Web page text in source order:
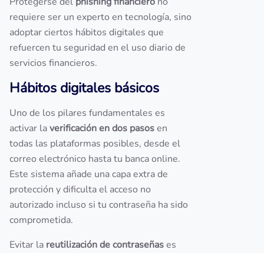
requiere ser un experto en tecnología, sino
adoptar ciertos hábitos digitales que
refuercen tu seguridad en el uso diario de
servicios financieros.
Hábitos digitales básicos
Uno de los pilares fundamentales es
activar laverificación en dos pasosen
todas las plataformas posibles, desde el
correo electrónico hasta tu banca online.
Este sistema añade una capa extra de
protección y dificulta el acceso no
autorizado incluso si tu contraseña ha sido
comprometida.
Evitar la reutilización de contraseñases